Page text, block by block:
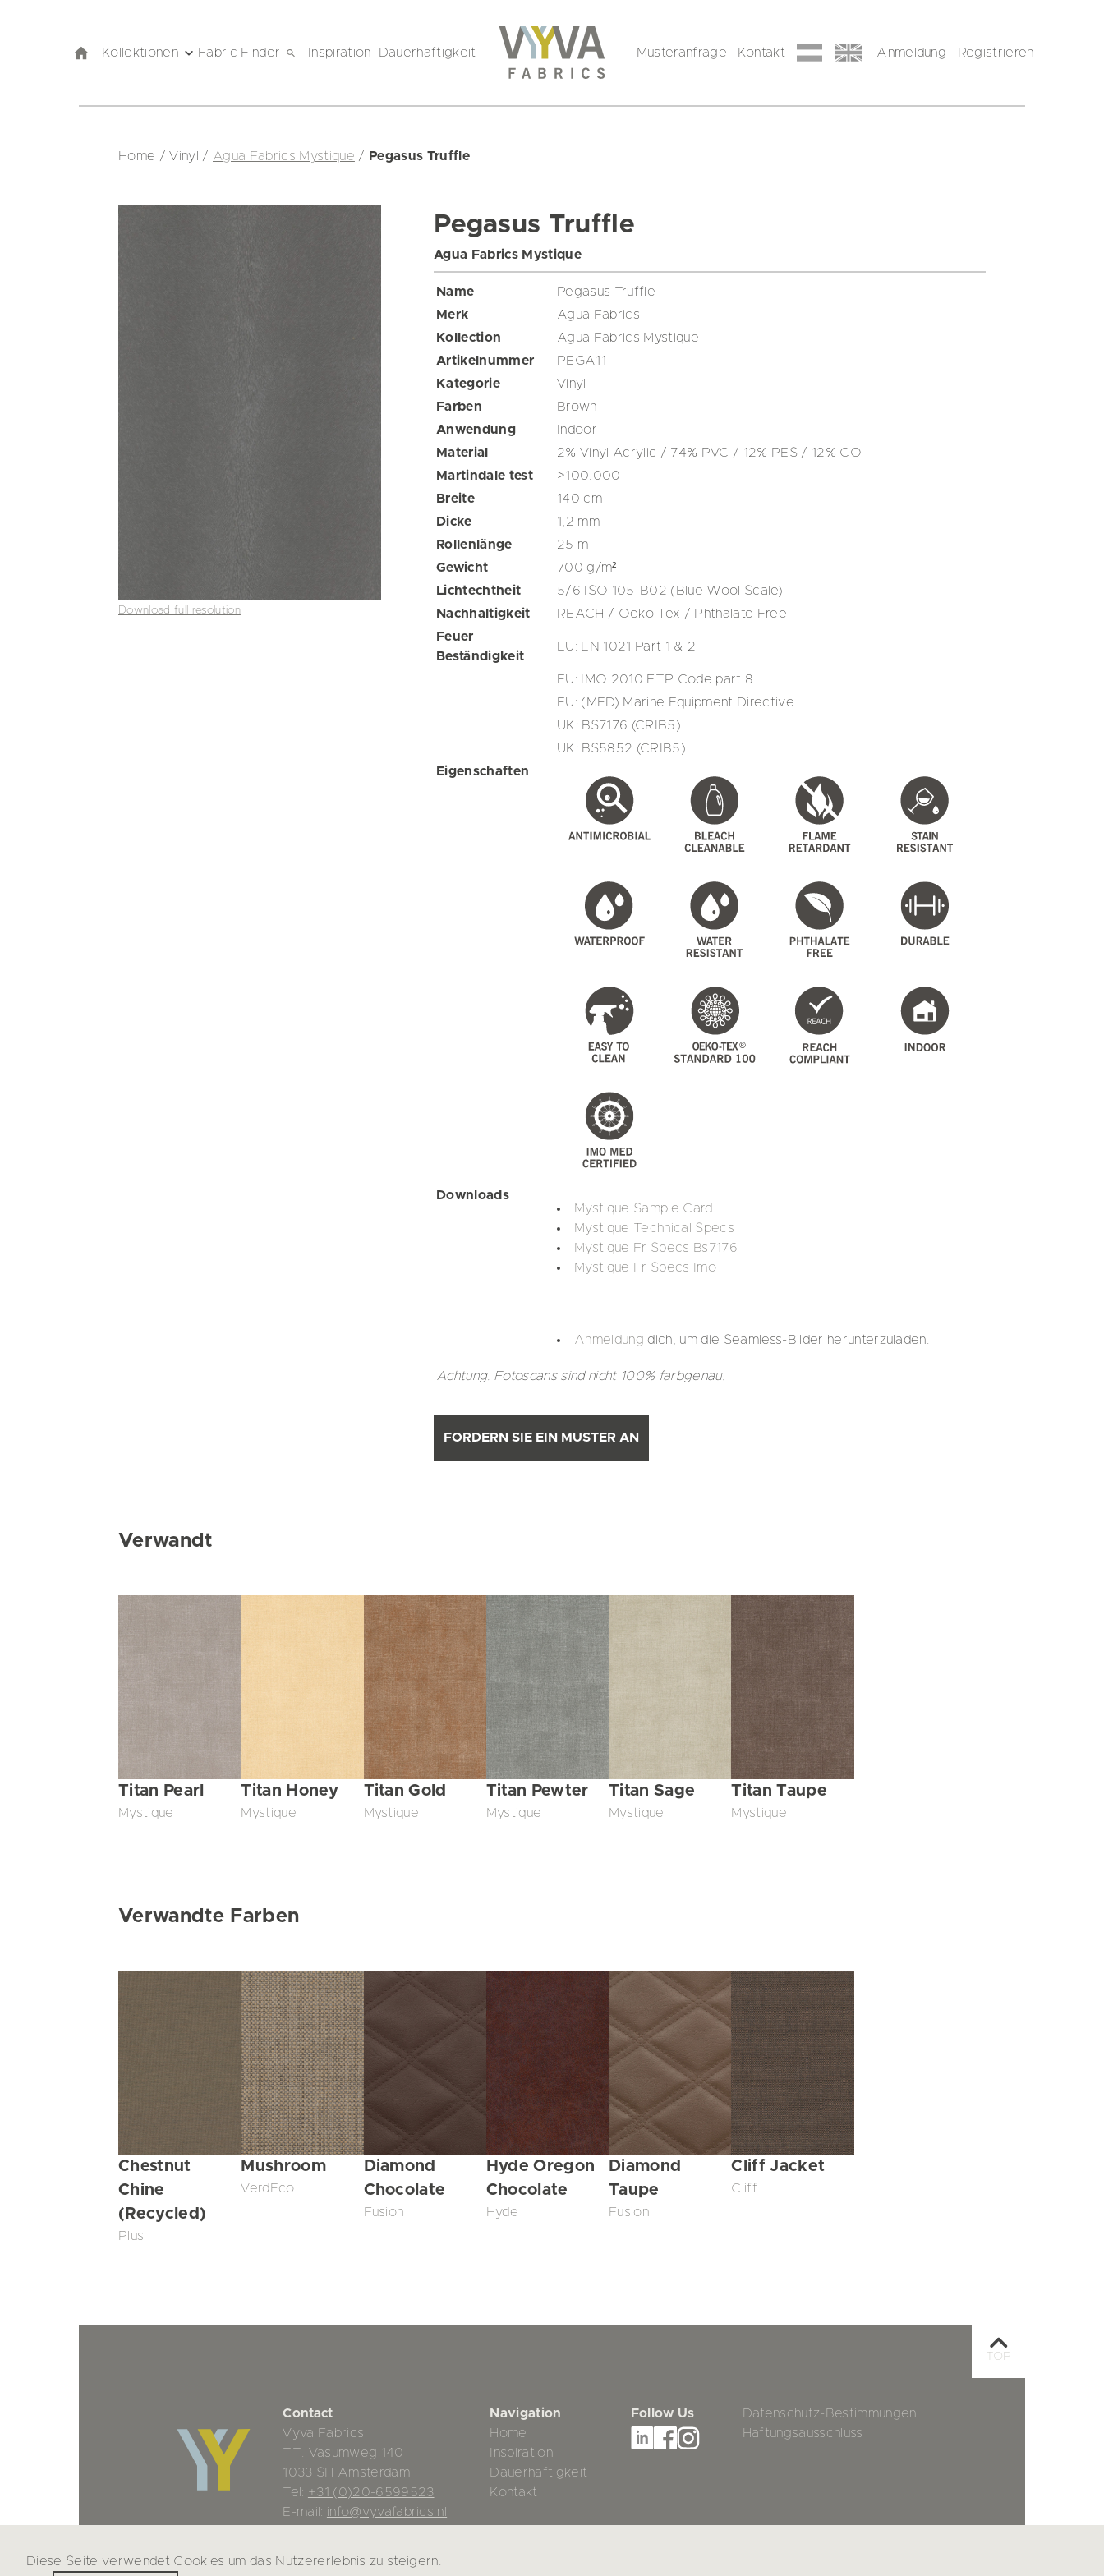
Kollektionen Fabric Finder Inspiration Dauerhaftigkeit Musteranfrage Kontakt Anmeldung Registrieren
Home /Vinyl / Agua Fabrics Mystique / Pegasus Truffle
Download full resolution
Pegasus Truffle
Agua Fabrics Mystique
Name
Pegasus Truffle
Merk
Agua Fabrics
Kollection
Agua Fabrics Mystique
Artikelnummer
PEGA11
Kategorie
Vinyl
Farben
Brown
Anwendung
Indoor
Material
2% Vinyl Acrylic / 74% PVC / 12% PES / 12% CO
Martindale test
>100.000
Breite
140cm
Dicke
1,2 mm
Rollenlänge
25 m
Gewicht
700g/m²
Lichtechtheit
5/6 ISO 105-B02 (Blue Wool Scale)
Nachhaltigkeit
REACH / Oeko-Tex / Phthalate Free
Feuer
Beständigkeit
EU: EN 1021 Part 1 & 2
EU: IMO 2010 FTP Code part 8
EU: (MED) Marine Equipment Directive
UK: BS7176 (CRIB5)
UK: BS5852 (CRIB5)
Eigenschaften
Downloads
Mystique Sample Card
Mystique Technical Specs
Mystique Fr Specs Bs7176
Mystique Fr Specs Imo
Anmeldung dich, um die Seamless-Bilder herunterzuladen.
Achtung: Fotoscans sind nicht 100% farbgenau.
FORDERN SIE EIN MUSTER AN
Verwandt
Titan Pearl
Mystique
Titan Honey
Mystique
Titan Gold
Mystique
Titan Pewter
Mystique
Titan Sage
Mystique
Titan Taupe
Mystique
Verwandte Farben
Chestnut
Chine
(Recycled)
Plus
Mushroom
VerdEco
Diamond
Chocolate
Fusion
Hyde Oregon
Chocolate
Hyde
Diamond
Taupe
Fusion
Cliff Jacket
Cliff
Contact
Vyva Fabrics
TT. Vasumweg 140
1033 SH Amsterdam
Tel: +31 (0)20-6599523
E-mail: info@vyvafabrics.nl
Navigation
Home
Inspiration
Dauerhaftigkeit
Kontakt
Follow Us
Datenschutz-Bestimmungen
Haftungsausschluss
TOP
Diese Seite verwendet Cookies um das Nutzererlebnis zu steigern.